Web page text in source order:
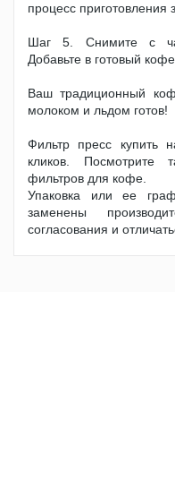
процесс приготовления
Шаг 5. Снимите с
Добавьте в готовый кофе
Ваш традиционный
молоком и льдом готов!
Фильтр пресс купить
кликов. Посмотрите
фильтров для кофе.
Упаковка или ее
заменены
согласования и